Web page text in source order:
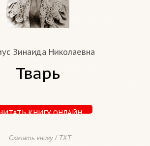
Зинаида Николаевна
Тварь
КНИГУ ОНЛАЙН
Скачать книгу / TXT